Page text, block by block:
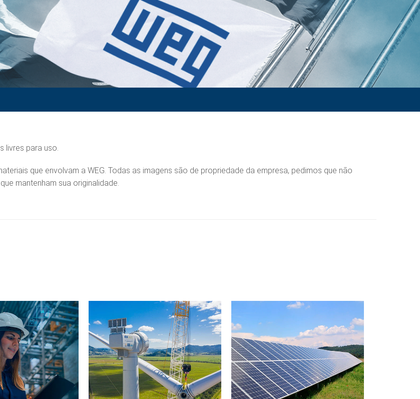
livres para uso.
que envolvam a WEG. Todas as imagens são de propriedade da empresa, pedimos que não
mantenham sua originalidade.